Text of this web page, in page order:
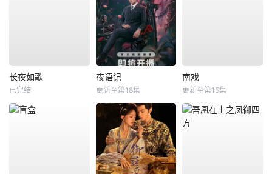
长夜如歌
已完结
夜语记
更新至第18集
南戏
更新至第15集